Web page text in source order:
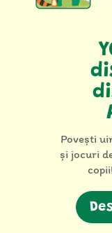
Povești
și jocuri